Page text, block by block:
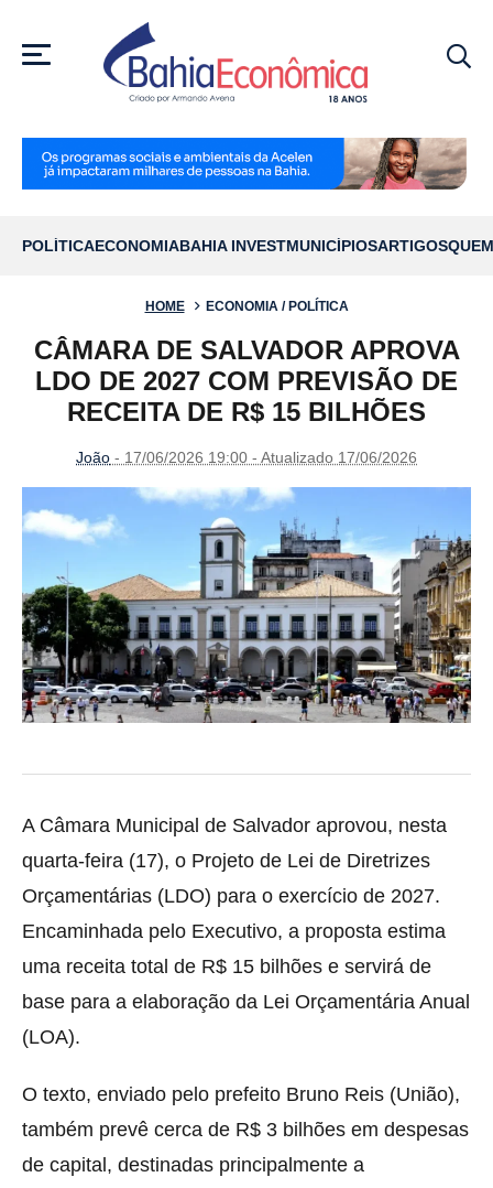
MENU
POLÍTICAECONOMIABAHIA INVESTMUNICÍPIOSARTIGOS
HOME ECONOMIA / POLÍTICA
CÂMARA DE SALVADOR APROVA
LDO DE 2027 COM PREVISÃO DE
RECEITA DE R$ 15 BILHÕES
João - 17/06/2026 19:00 - Atualizado 17/06/2026
A Câmara Municipal de Salvador aprovou, nesta
quarta-feira (17), o Projeto de Lei de Diretrizes
Orçamentárias (LDO) para o exercício de 2027.
Encaminhada pelo Executivo, a proposta estima
uma receita total de R$ 15 bilhões e servirá de
base para a elaboração da Lei Orçamentária Anual
(LOA).
O texto, enviado pelo prefeito Bruno Reis (União),
também prevê cerca de R$ 3 bilhões em despesas
de capital, destinadas principalmente a